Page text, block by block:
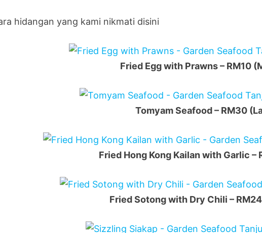
hidangan yang kami nikmati disini
Fried Egg with Prawns – RM10
Tomyam Seafood – RM30
Fried Hong Kong Kailan with Garlic –
Fried Sotong with Dry Chili –